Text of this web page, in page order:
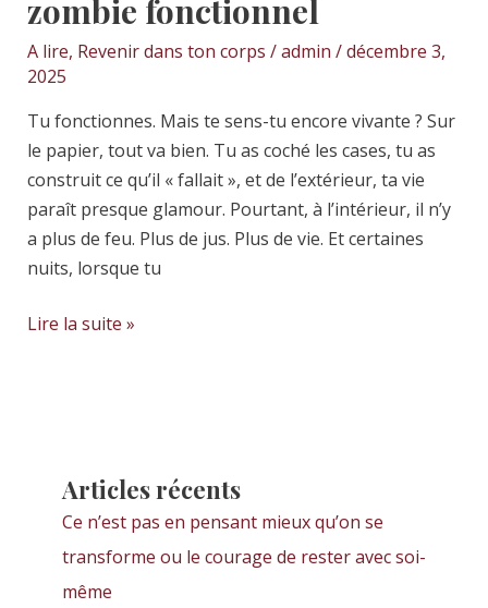
zombie fonctionnel
A lire, Revenir dans ton corps /admin /décembre 3,
2025
Tu fonctionnes. Mais te sens-tu encore vivante ? Sur
le papier, tout va bien. Tu as coché les cases, tu as
construit ce qu’il « fallait », et de l’extérieur, ta vie
paraît presque glamour. Pourtant, à l’intérieur, il n’y
a plus de feu. Plus de jus. Plus de vie. Et certaines
nuits, lorsque tu
Lire la suite »
Articles récents
Ce n’est pas en pensant mieux qu’on se
transforme ou le courage de rester avec soi-
même